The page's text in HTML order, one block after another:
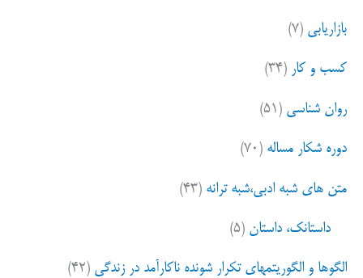
سبد ب
:
بازاریابی (۷)
کسب و کار (۳۴)
روان شناسی (۵۱)
دوره شکار مساله (۷۰)
متن های شبه ادبی،شبه ترانه (۴۳)
داستانک، داستان (۵)
الگوها و الگوریتمهای تکرار شونده ناکارآمد در زندگی (۴۲)